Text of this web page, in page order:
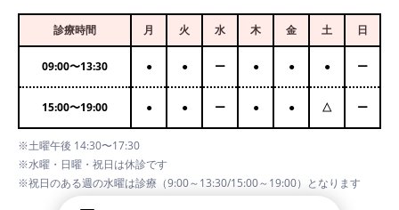
診療時間 月 火 水 木 金 土 日
09:00〜13:30 ● ● ー ● ● ● ー
15:00〜19:00 ● ● ー ● ● △ ー
※土曜午後 14:30〜17:30
※水曜・日曜・祝日は休診です
※祝日のある週の水曜は診療（9:00～13:30/15:00～19:00）となります